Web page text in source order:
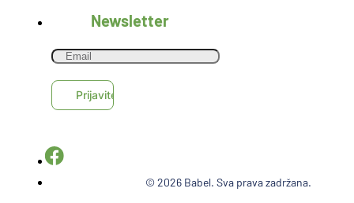
Newsletter
© 2026 Babel. Sva prava zadržana.